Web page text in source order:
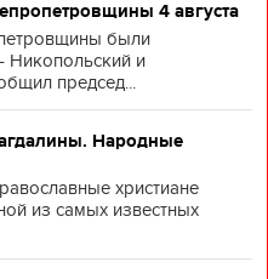
4 августа
были
Никопольский и
председ...
Народные
христиане
из самых известных